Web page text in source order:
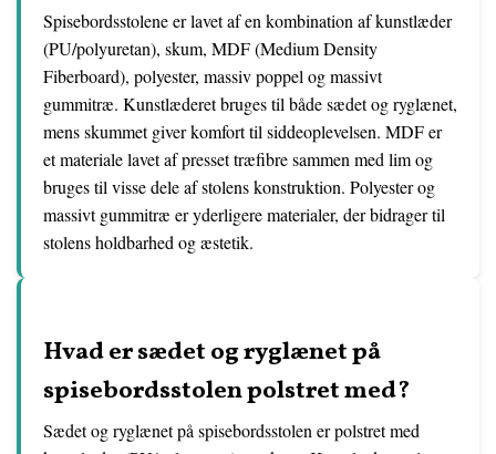
Spisebordsstolene er lavet af en kombination af kunstlæder
(PU/polyuretan), skum, MDF (Medium Density
Fiberboard), polyester, massiv poppel og massivt
gummitræ. Kunstlæderet bruges til både sædet og ryglænet,
mens skummet giver komfort til siddeoplevelsen. MDF er
et materiale lavet af presset træfibre sammen med lim og
bruges til visse dele af stolens konstruktion. Polyester og
massivt gummitræ er yderligere materialer, der bidrager til
stolens holdbarhed og æstetik.
Hvad er sædet og ryglænet på
spisebordsstolen polstret med?
Sædet og ryglænet på spisebordsstolen er polstret med